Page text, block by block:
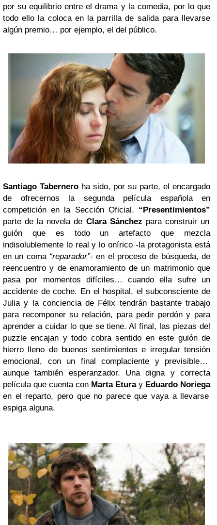
por su equilibrio entre el drama y la comedia, por lo que
todo ello la coloca en la parrilla de salida para llevarse
algún premio… por ejemplo, el del público.
Santiago Tabernero ha sido, por su parte, el encargado
de ofrecernos la segunda película española en
competición en la Sección Oficial. “Presentimientos”
parte de la novela de Clara Sánchez para construir un
guión que es todo un artefacto que mezcla
indisolublemente lo real y lo onírico -la protagonista está
en un coma “reparador”- en el proceso de búsqueda, de
reencuentro y de enamoramiento de un matrimonio que
pasa por momentos difíciles… cuando ella sufre un
accidente de coche. En el hospital, el subconsciente de
Julia y la conciencia de Félix tendrán bastante trabajo
para recomponer su relación, para pedir perdón y para
aprender a cuidar lo que se tiene. Al final, las piezas del
puzzle encajan y todo cobra sentido en este guión de
hierro lleno de buenos sentimientos e irregular tensión
emocional, con un final complaciente y previsible…
aunque también esperanzador. Una digna y correcta
película que cuenta con Marta Eturay Eduardo Noriega
en el reparto, pero que no parece que vaya a llevarse
espiga alguna.